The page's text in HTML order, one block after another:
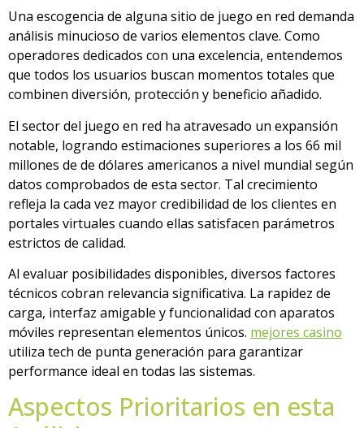
Una escogencia de alguna sitio de juego en red demanda
análisis minucioso de varios elementos clave. Como
operadores dedicados con una excelencia, entendemos
que todos los usuarios buscan momentos totales que
combinen diversión, protección y beneficio añadido.
El sector del juego en red ha atravesado un expansión
notable, logrando estimaciones superiores a los 66 mil
millones de de dólares americanos a nivel mundial según
datos comprobados de esta sector. Tal crecimiento
refleja la cada vez mayor credibilidad de los clientes en
portales virtuales cuando ellas satisfacen parámetros
estrictos de calidad.
Al evaluar posibilidades disponibles, diversos factores
técnicos cobran relevancia significativa. La rapidez de
carga, interfaz amigable y funcionalidad con aparatos
móviles representan elementos únicos. mejores casino
utiliza tech de punta generación para garantizar
performance ideal en todas las sistemas.
Aspectos Prioritarios en esta